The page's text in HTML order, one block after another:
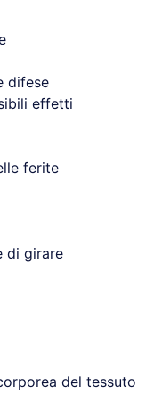
difese
effetti
ferite
di girare
del tessuto